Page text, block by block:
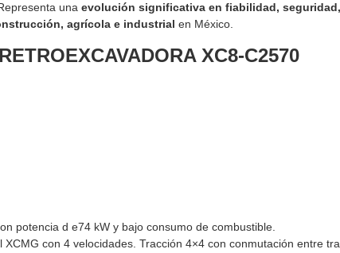
una evolución significativa en fiabilidad,
agrícola e industrial en México.
XC8-C2570
potencia d e74 kW y bajo consumo de combustible.
XCMG con 4 velocidades. Tracción 4×4 con conmutación entre